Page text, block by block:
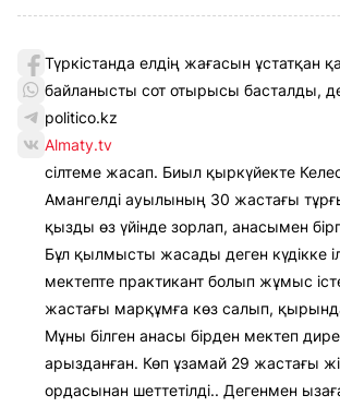
Түркістанда елдің жағасын ұстатқан
байланысты сот отырысы басталды,
politico.kz
Almaty.tv
сілтеме жасап. Биыл қыркүйекте
Амангелді ауылының 30 жастағы
қызды өз үйінде зорлап, анасымен
Бұл қылмысты жасады деген күдікке
мектепте практикант болып жұмыс
жастағы марқұмға көз салып,
Мұны білген анасы бірден мектеп
арызданған. Көп ұзамай 29 жастағы
ордасынан шеттетілді.. Дегенмен